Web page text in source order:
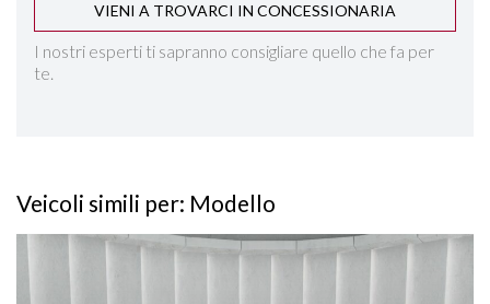
HILL DESCENT CONTROL
ISOFIX
KEYLESS GO
VIENI A TROVARCI IN CONCESSIONARIA
I nostri esperti ti sapranno consigliare quello che fa per
te.
Veicoli simili per: Modello
Vedi dettagli